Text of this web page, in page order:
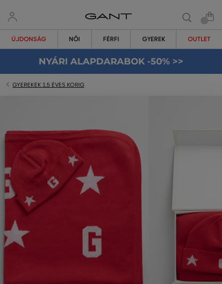
ÚJDONSÁG NŐI FÉRFI GYEREK OUTLET
NYÁRI ALAPDARABOK -50% >>
GYEREKEK 1,5 ÉVES KORIG